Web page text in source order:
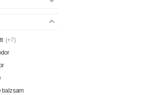
(+7)
balzsam